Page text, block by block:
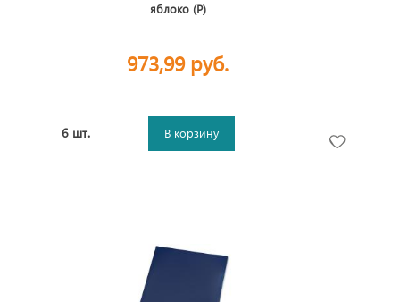
яблоко (P)
973,99 руб.
6 шт. В корзину